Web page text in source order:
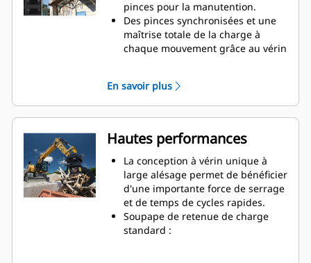
pinces pour la manutention.
Des pinces synchronisées et une
maîtrise totale de la charge à
chaque mouvement grâce au vérin
charges importantes ou
récupérez, triez et placez des
matériaux de petite taille grâce à
des butées anti-chevauchement
pour le contact des mâchoires
bord à bord et évitez ainsi le
chevauchement.
Filtrez la saleté et tout matériau fin
grâce à des pinces à claire-voie et
perforées, qui offrent aussi au
conducteur une bonne visibilité
En savoir plus
Hautes performances
La conception à vérin unique à
large alésage permet de bénéficier
d'une importante force de serrage
et de temps de cycles rapides.
Soupape de retenue de charge
standard :